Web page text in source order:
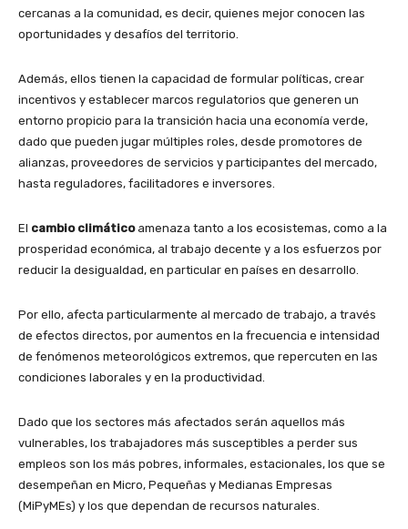
cercanas a la comunidad, es decir, quienes mejor conocen las
oportunidades y desafíos del territorio.
Además, ellos tienen la capacidad de formular políticas, crear
incentivos y establecer marcos regulatorios que generen un
entorno propicio para la transición hacia una economía verde,
dado que pueden jugar múltiples roles, desde promotores de
alianzas, proveedores de servicios y participantes del mercado,
hasta reguladores, facilitadores e inversores.
El cambio climáticoamenaza tanto a los ecosistemas, como a la
prosperidad económica, al trabajo decente y a los esfuerzos por
reducir la desigualdad, en particular en países en desarrollo.
Por ello, afecta particularmente al mercado de trabajo, a través
de efectos directos, por aumentos en la frecuencia e intensidad
de fenómenos meteorológicos extremos, que repercuten en las
condiciones laborales y en la productividad.
Dado que los sectores más afectados serán aquellos más
vulnerables, los trabajadores más susceptibles a perder sus
empleos son los más pobres, informales, estacionales, los que se
desempeñan en Micro, Pequeñas y Medianas Empresas
(MiPyMEs) y los que dependan de recursos naturales.